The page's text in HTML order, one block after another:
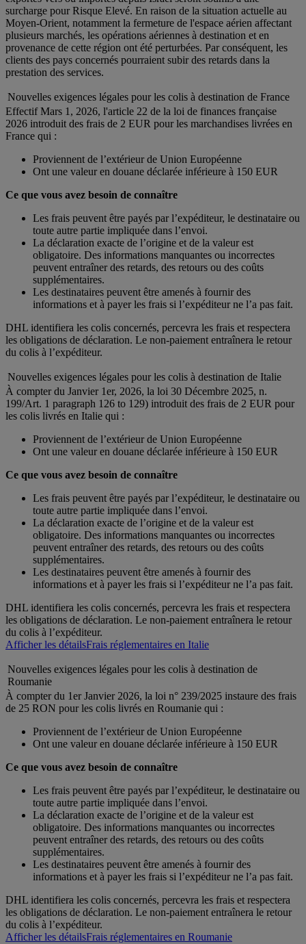
surcharge pour Risque Elevé. En raison de la situation actuelle au
Moyen-Orient, notamment la fermeture de l'espace aérien affectant
plusieurs marchés, les opérations aériennes à destination et en
provenance de cette région ont été perturbées. Par conséquent, les
clients des pays concernés pourraient subir des retards dans la
prestation des services.
Nouvelles exigences légales pour les colis à destination de France
Effectif Mars 1, 2026, l'article 22 de la loi de finances française
2026 introduit des frais de 2 EUR pour les marchandises livrées en
France qui :
Proviennent de l’extérieur de Union Européenne
Ont une valeur en douane déclarée inférieure à 150 EUR
Ce que vous avez besoin de connaître
Les frais peuvent être payés par l’expéditeur, le destinataire ou
toute autre partie impliquée dans l’envoi.
La déclaration exacte de l’origine et de la valeur est
obligatoire. Des informations manquantes ou incorrectes
peuvent entraîner des retards, des retours ou des coûts
supplémentaires.
Les destinataires peuvent être amenés à fournir des
informations et à payer les frais si l’expéditeur ne l’a pas fait.
DHL identifiera les colis concernés, percevra les frais et respectera
les obligations de déclaration. Le non-paiement entraînera le retour
du colis à l’expéditeur.
Nouvelles exigences légales pour les colis à destination de Italie
À compter du Janvier 1er, 2026, la loi 30 Décembre 2025, n.
199/Art. 1 paragraph 126 to 129) introduit des frais de 2 EUR pour
les colis livrés en Italie qui :
Proviennent de l’extérieur de Union Européenne
Ont une valeur en douane déclarée inférieure à 150 EUR
Ce que vous avez besoin de connaître
Les frais peuvent être payés par l’expéditeur, le destinataire ou
toute autre partie impliquée dans l’envoi.
La déclaration exacte de l’origine et de la valeur est
obligatoire. Des informations manquantes ou incorrectes
peuvent entraîner des retards, des retours ou des coûts
supplémentaires.
Les destinataires peuvent être amenés à fournir des
informations et à payer les frais si l’expéditeur ne l’a pas fait.
DHL identifiera les colis concernés, percevra les frais et respectera
les obligations de déclaration. Le non-paiement entraînera le retour
du colis à l’expéditeur.
Afficher les détailsFrais réglementaires en Italie
Nouvelles exigences légales pour les colis à destination de
Roumanie
À compter du 1er Janvier 2026, la loi n° 239/2025 instaure des frais
de 25 RON pour les colis livrés en Roumanie qui :
Proviennent de l’extérieur de Union Européenne
Ont une valeur en douane déclarée inférieure à 150 EUR
Ce que vous avez besoin de connaître
Les frais peuvent être payés par l’expéditeur, le destinataire ou
toute autre partie impliquée dans l’envoi.
La déclaration exacte de l’origine et de la valeur est
obligatoire. Des informations manquantes ou incorrectes
peuvent entraîner des retards, des retours ou des coûts
supplémentaires.
Les destinataires peuvent être amenés à fournir des
informations et à payer les frais si l’expéditeur ne l’a pas fait.
DHL identifiera les colis concernés, percevra les frais et respectera
les obligations de déclaration. Le non-paiement entraînera le retour
du colis à l’expéditeur.
Afficher les détailsFrais réglementaires en Roumanie